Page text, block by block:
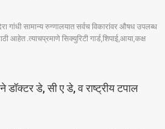
गांधी सामान्य रुग्णालयात सर्वच विकारांवर औषध उपलब्ध
.त्याचप्रमाणे सिक्युरिटी गार्ड,शिपाई,आया,कक्ष
डे, सी ए डे, व राष्ट्रीय टपाल